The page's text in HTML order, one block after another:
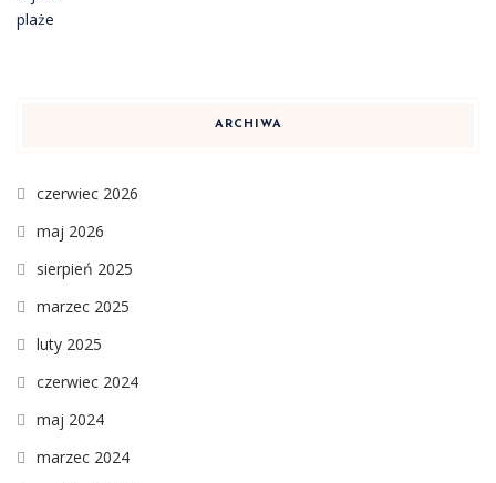
ARCHIWA
czerwiec 2026
maj 2026
sierpień 2025
marzec 2025
luty 2025
czerwiec 2024
maj 2024
marzec 2024